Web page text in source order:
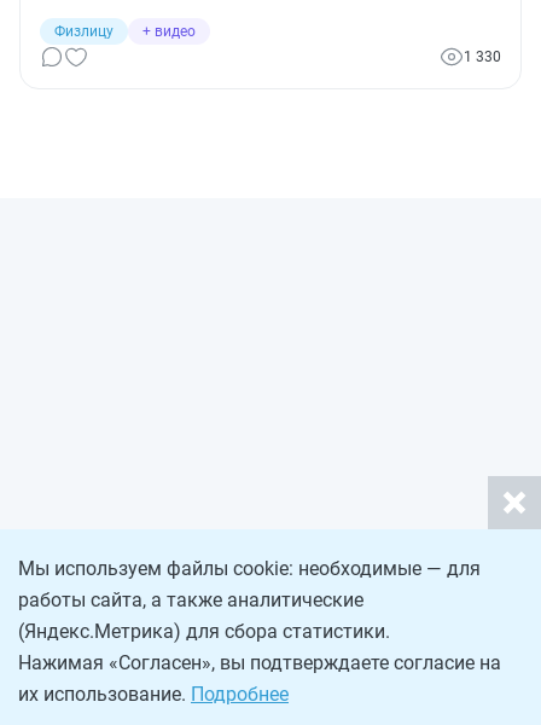
своих шансов на получение опеки.
Физлицу
+ видео
1 330
Мы используем файлы cookie: необходимые — для
работы сайта, а также аналитические
(Яндекс.Метрика) для сбора статистики.
Нажимая «Согласен», вы подтверждаете согласие на
их использование. Подробнее